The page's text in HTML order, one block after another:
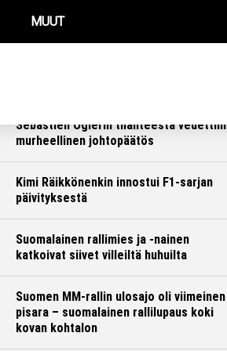
MUUT
Sebastien Ogierin tilanteesta vedettiin
murheellinen johtopäätös
Kimi Räikkönenkin innostui F1-sarjan
päivityksestä
Suomalainen rallimies ja -nainen
katkoivat siivet villeiltä huhuilta
Suomen MM-rallin ulosajo oli viimeinen
pisara – suomalainen rallilupaus koki
kovan kohtalon